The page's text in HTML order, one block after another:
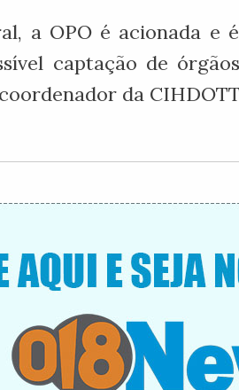
a OPO é acionada
captação de
da